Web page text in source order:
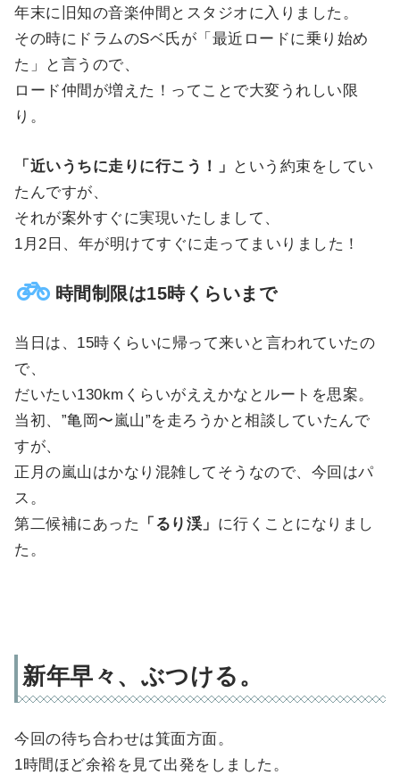
年末に旧知の音楽仲間とスタジオに入りました。
その時にドラムのSベ氏が「最近ロードに乗り始め
た」と言うので、
ロード仲間が増えた！ってことで大変うれしい限
り。
「近いうちに走りに行こう！」
という約束をしてい
たんですが、
それが案外すぐに実現いたしまして、
1月2日、年が明けてすぐに走ってまいりました！
時間制限は15時くらいまで
当日は、15時くらいに帰って来いと言われていたの
で、
だいたい130kmくらいがええかなとルートを思案。
当初、”亀岡〜嵐山”を走ろうかと相談していたんで
すが、
正月の嵐山はかなり混雑してそうなので、今回はパ
ス。
第二候補にあった
「るり渓」 に行くことになりまし
た。
新年早々、ぶつける。
今回の待ち合わせは箕面方面。
1時間ほど余裕を見て出発をしました。